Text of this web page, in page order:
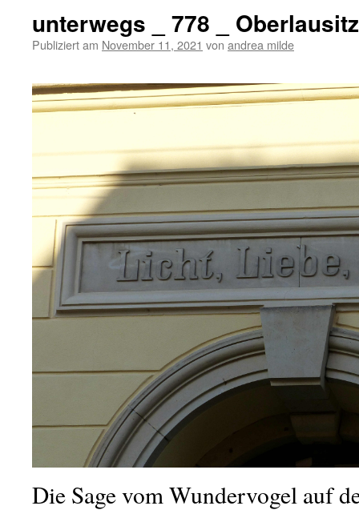
unterwegs _ 778 _
Publiziert am November 11, 2021 von andrea milde
Die Sage vom Wundervogel auf